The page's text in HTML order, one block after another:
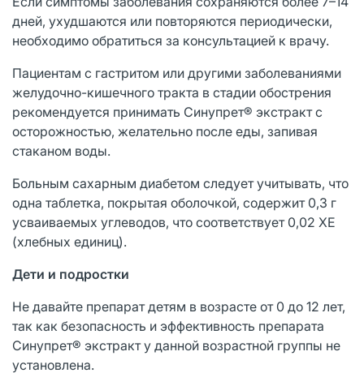
дней, ухудшаются или повторяются периодически,
необходимо обратиться за консультацией к врачу.
Пациентам с гастритом или другими заболеваниями
желудочно-кишечного тракта в стадии обострения
рекомендуется принимать Синупрет® экстракт с
осторожностью, желательно после еды, запивая
стаканом воды.
Больным сахарным диабетом следует учитывать, что
одна таблетка, покрытая оболочкой, содержит 0,3 г
усваиваемых углеводов, что соответствует 0,02 ХЕ
(хлебных единиц).
Дети и подростки
Не давайте препарат детям в возрасте от 0 до 12 лет,
так как безопасность и эффективность препарата
Синупрет® экстракт у данной возрастной группы не
установлена.